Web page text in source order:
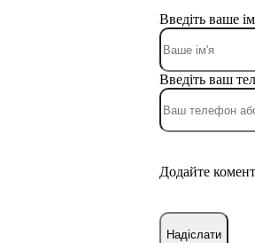
Введіть ваше
Введіть ваш
Додайте
Надіслати